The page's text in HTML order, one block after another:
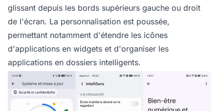
glissant depuis les bords supérieurs gauche ou droit
de l'écran. La personnalisation est poussée,
permettant notamment d'étendre les icônes
d'applications en widgets et d'organiser les
applications en dossiers intelligents.